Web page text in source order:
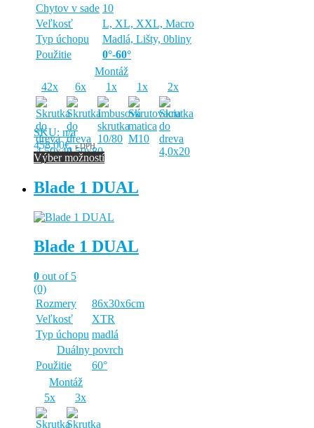
Chytov v sade 10
Veľkosť
L, XL, XXL, Macro
Typ úchopu
Madlá, Lišty, 0bliny
Použitie
0°-60°
Montáž
42x
6x 1x 1x 2x
SKU: n/a
458,00€ s DPH
Výber možností
produkt
má
variantov.
si
môžete
vybrať
na
stránke
produktu.
Blade 1 DUAL
Blade 1 DUAL
0 out of 5
(0)
Rozmery
86x30x6cm
Veľkosť
XTR
Typ úchopu madlá
Duálny povrch
Použitie
60°
Montáž
5x
3x